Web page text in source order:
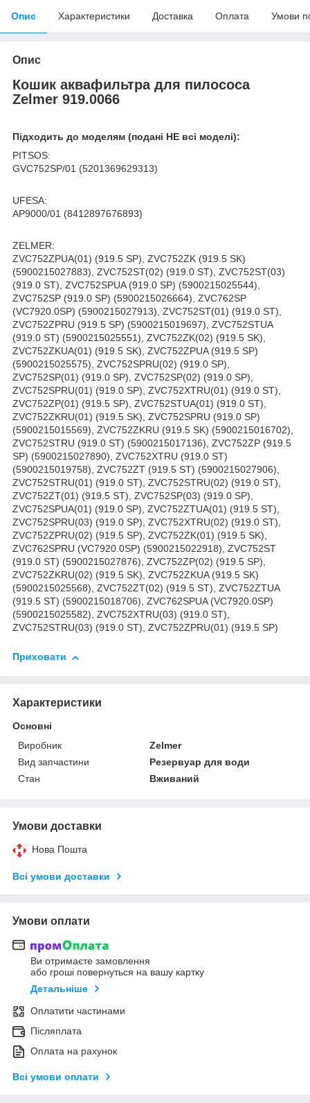
Опис Характеристики Доставка Оплата Умови
Опис
Кошик аквафильтра для пилососа
Zelmer 919.0066
Підходить до моделям (подані НЕ всі моделі):
PITSOS:
GVC752SP/01 (5201369629313)
UFESA:
AP9000/01 (8412897676893)
ZELMER:
ZVC752ZPUA(01) (919.5 SP), ZVC752ZK (919.5 SK)
(5900215027883), ZVC752ST(02) (919.0 ST), ZVC752ST(03)
(919.0 ST), ZVC752SPUA (919.0 SP) (5900215025544),
ZVC752SP (919.0 SP) (5900215026664), ZVC762SP
(VC7920.0SP) (5900215027913), ZVC752ST(01) (919.0 ST),
ZVC752ZPRU (919.5 SP) (5900215019697), ZVC752STUA
(919.0 ST) (5900215025551), ZVC752ZK(02) (919.5 SK),
ZVC752ZKUA(01) (919.5 SK), ZVC752ZPUA (919.5 SP)
(5900215025575), ZVC752SPRU(02) (919.0 SP),
ZVC752SP(01) (919.0 SP), ZVC752SP(02) (919.0 SP),
ZVC752SPRU(01) (919.0 SP), ZVC752XTRU(01) (919.0 ST),
ZVC752ZP(01) (919.5 SP), ZVC752STUA(01) (919.0 ST),
ZVC752ZKRU(01) (919.5 SK), ZVC752SPRU (919.0 SP)
(5900215015569), ZVC752ZKRU (919.5 SK) (5900215016702),
ZVC752STRU (919.0 ST) (5900215017136), ZVC752ZP (919.5
SP) (5900215027890), ZVC752XTRU (919.0 ST)
(5900215019758), ZVC752ZT (919.5 ST) (5900215027906),
ZVC752STRU(01) (919.0 ST), ZVC752STRU(02) (919.0 ST),
ZVC752ZT(01) (919.5 ST), ZVC752SP(03) (919.0 SP),
ZVC752SPUA(01) (919.0 SP), ZVC752ZTUA(01) (919.5 ST),
ZVC752SPRU(03) (919.0 SP), ZVC752XTRU(02) (919.0 ST),
ZVC752ZPRU(02) (919.5 SP), ZVC752ZK(01) (919.5 SK),
ZVC762SPRU (VC7920.0SP) (5900215022918), ZVC752ST
(919.0 ST) (5900215027876), ZVC752ZP(02) (919.5 SP),
ZVC752ZKRU(02) (919.5 SK), ZVC752ZKUA (919.5 SK)
(5900215025568), ZVC752ZT(02) (919.5 ST), ZVC752ZTUA
(919.5 ST) (5900215018706), ZVC762SPUA (VC7920.0SP)
(5900215025582), ZVC752XTRU(03) (919.0 ST),
ZVC752STRU(03) (919.0 ST), ZVC752ZPRU(01) (919.5 SP)
Приховати
Характеристики
Основні
Виробник
Zelmer
Вид запчастини
Резервуар для води
Стан
Вживаний
Умови доставки
Нова Пошта
Всі умови доставки
Умови оплати
Ви отримаєте замовлення
або гроші повернуться на вашу картку
Детальніше
Оплатити частинами
Післяплата
Оплата на рахунок
Всі умови оплати